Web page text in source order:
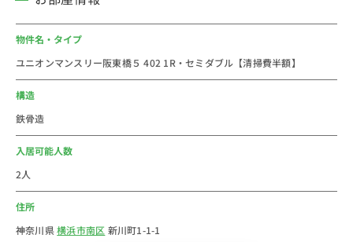
・ドラッグセイムス(約200ｍ)
■おすすめコメント
最寄り駅である阪東橋駅前には130以上の店舗が軒を連
手頃な価格でお買い物ができます。
通学に便利です。
物件名・タイプ
ユニオンマンスリー阪東橋５ 402 1R・セミダブル【清掃費半額】
構造
鉄骨造
入居可能人数
2人
住所
神奈川県横浜市南区 新川町1-1-1